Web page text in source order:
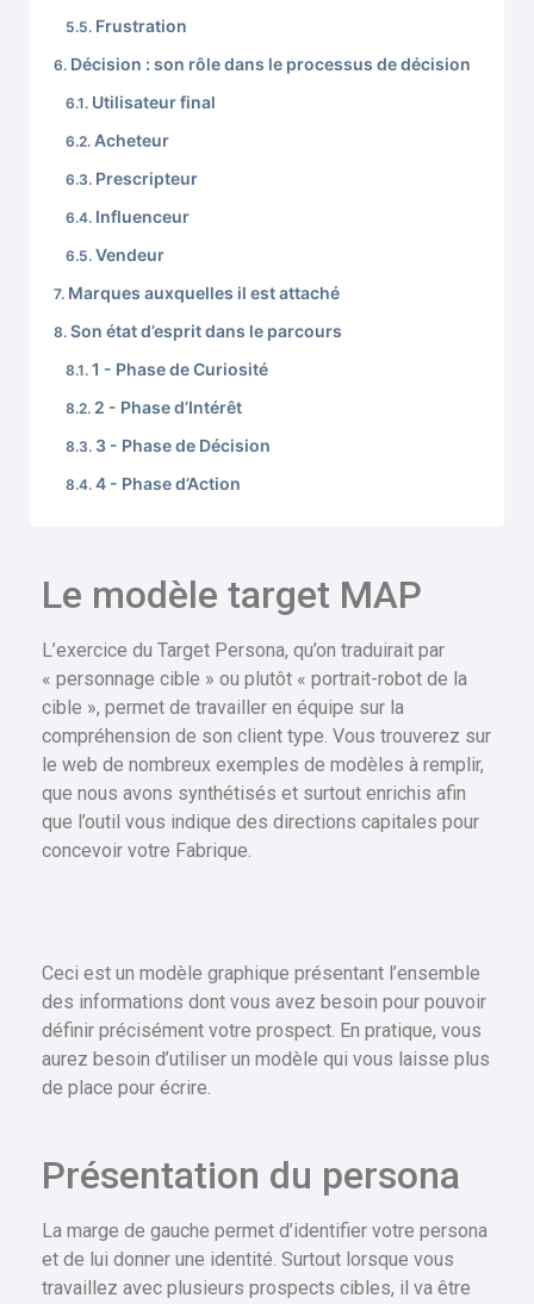
Frustration
Décision : son rôle dans le processus de décision
Utilisateur final
Acheteur
Prescripteur
Influenceur
Vendeur
Marques auxquelles il est attaché
Son état d’esprit dans le parcours
1 - Phase de Curiosité
2 - Phase d’Intérêt
3 - Phase de Décision
4 - Phase d’Action
Le modèle target MAP
L’exercice du Target Persona, qu’on traduirait par
« personnage cible » ou plutôt « portrait-robot de la
cible », permet de travailler en équipe sur la
compréhension de son client type. Vous trouverez sur
le web de nombreux exemples de modèles à remplir,
que nous avons synthétisés et surtout enrichis afin
que l’outil vous indique des directions capitales pour
concevoir votre Fabrique.
Ceci est un modèle graphique présentant l’ensemble
des informations dont vous avez besoin pour pouvoir
définir précisément votre prospect. En pratique, vous
aurez besoin d’utiliser un modèle qui vous laisse plus
de place pour écrire.
Présentation du persona
La marge de gauche permet d’identifier votre persona
et de lui donner une identité. Surtout lorsque vous
travaillez avec plusieurs prospects cibles, il va être